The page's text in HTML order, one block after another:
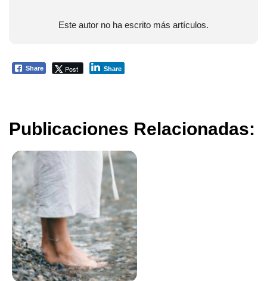
Este autor no ha escrito más artículos.
Share Post Share
Publicaciones Relacionadas: